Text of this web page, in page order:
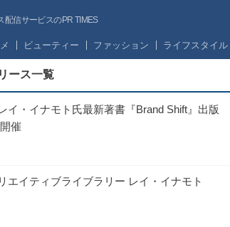
配信サービスのPR TIMES
ビューティー ファッション ライフスタイル
ース一覧
・イナモト氏最新著書『Brand Shift』出版
催
エイティブライブラリー レイ・イナモト